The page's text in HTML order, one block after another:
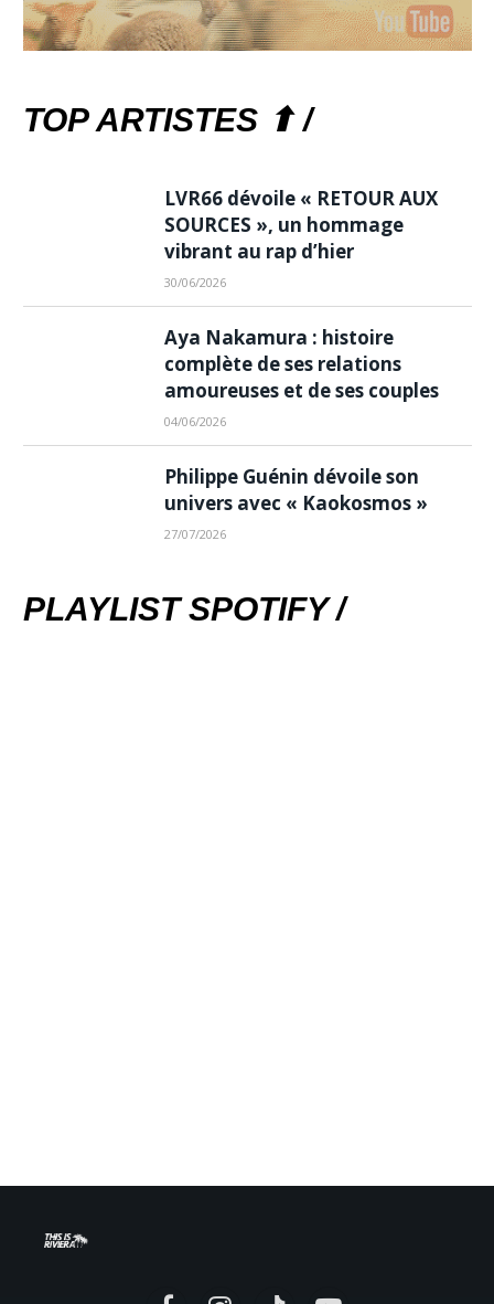
TOP ARTISTES ⬆ /
LVR66 dévoile « RETOUR AUX
SOURCES », un hommage
vibrant au rap d’hier
30/06/2026
Aya Nakamura : histoire
complète de ses relations
amoureuses et de ses couples
04/06/2026
Philippe Guénin dévoile son
univers avec « Kaokosmos »
27/07/2026
PLAYLIST SPOTIFY /